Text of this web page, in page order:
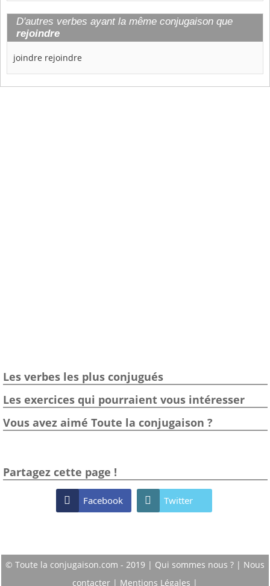
D'autres verbes ayant la même conjugaison que
rejoindre
joindre rejoindre
Les verbes les plus conjugués
Les exercices qui pourraient vous intéresser
Vous avez aimé Toute la conjugaison ?
Partagez cette page !
 Facebook  Twitter
© Toute la conjugaison.com - 2019 | Qui sommes nous ? | Nous
contacter | Mentions Légales |